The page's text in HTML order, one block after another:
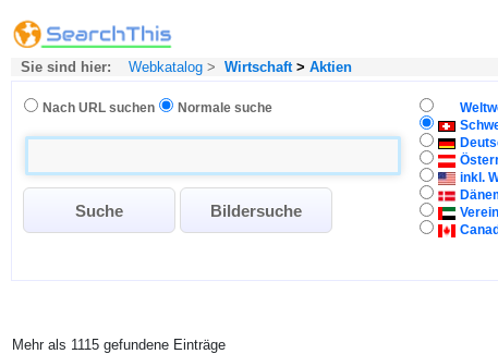
Sie sind hier: Webkatalog > Wirtschaft> Aktien
Nach URL suchen Normale suche
inkl.
Mehr als 1115 gefundene Einträge